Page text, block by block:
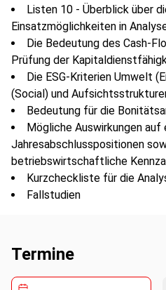
Listen 10 - Überblick über
Einsatzmöglichkeiten in
Die Bedeutung des Cash-
Prüfung der
Die ESG-Kriterien Umwelt
(Social) und
Bedeutung für die
Mögliche Auswirkungen auf
Jahresabschlusspositionen
betriebswirtschaftliche
Kurzcheckliste für die
Fallstudien
Termine